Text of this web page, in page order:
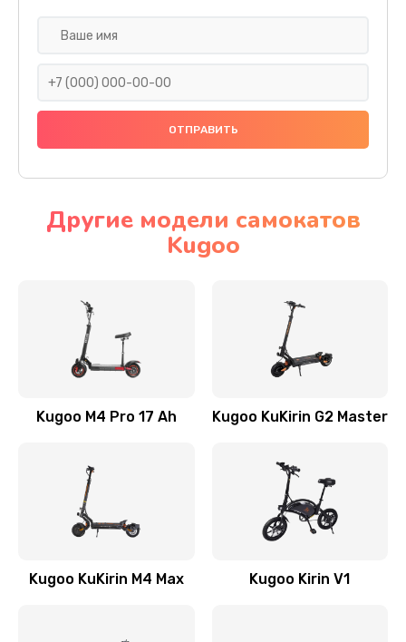
Другие модели самокатов
Kugoo
Kugoo M4 Pro 17 Ah Kugoo KuKirin G2 Master
Kugoo KuKirin M4 Max Kugoo Kirin V1